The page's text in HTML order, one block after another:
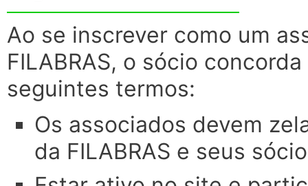
Ao se inscrever como um
FILABRAS, o sócio
seguintes termos:
Os associados devem
da FILABRAS e seus